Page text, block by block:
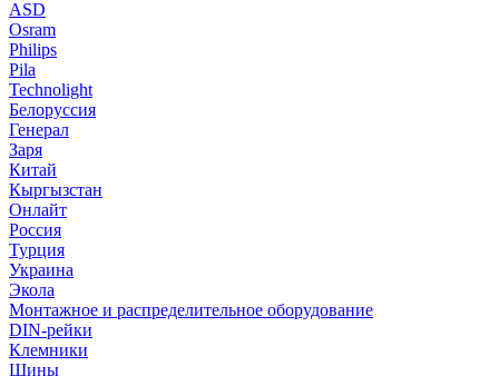
ASD
Osram
Philips
Pila
Technolight
Белоруссия
Генерал
Заря
Китай
Кыргызстан
Онлайт
Россия
Турция
Украина
Экола
Монтажное и распределительное оборудование
DIN-рейки
Клемники
Шины